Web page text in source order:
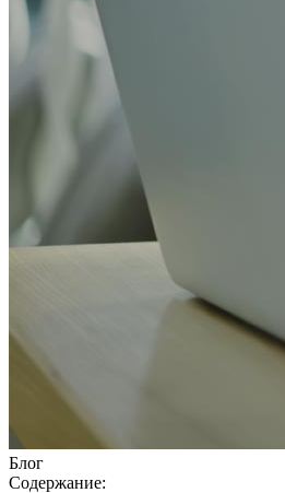
Блог
Содержание: